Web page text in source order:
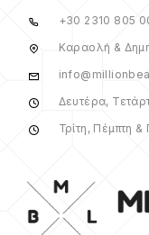
+30 2310 805
Καραολή &
Δευτέρα,
Τρίτη, Πέμπτη